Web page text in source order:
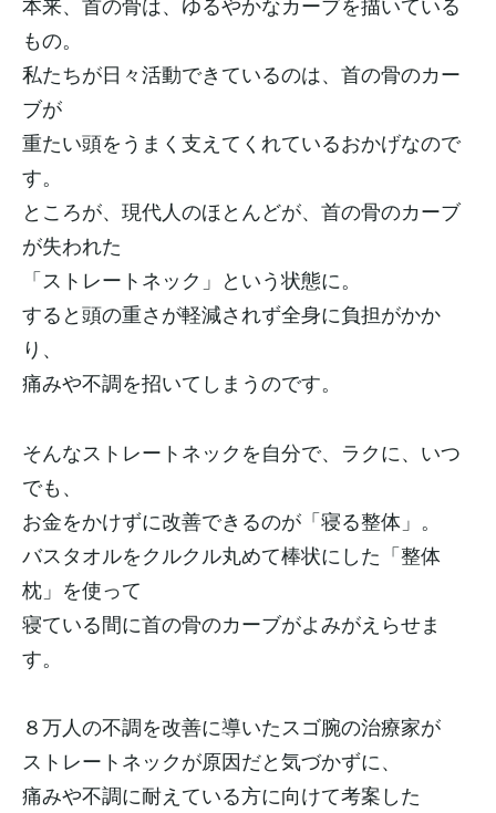
もの。
私たちが日々活動できているのは、首の骨のカー
ブが
重たい頭をうまく支えてくれているおかげなので
す。
ところが、現代人のほとんどが、首の骨のカーブ
が失われた
「ストレートネック」という状態に。
すると頭の重さが軽減されず全身に負担がかか
り、
痛みや不調を招いてしまうのです。
そんなストレートネックを自分で、ラクに、いつ
でも、
お金をかけずに改善できるのが「寝る整体」。
バスタオルをクルクル丸めて棒状にした「整体
枕」を使って
寝ている間に首の骨のカーブがよみがえらせま
す。
８万人の不調を改善に導いたスゴ腕の治療家が
ストレートネックが原因だと気づかずに、
痛みや不調に耐えている方に向けて考案した